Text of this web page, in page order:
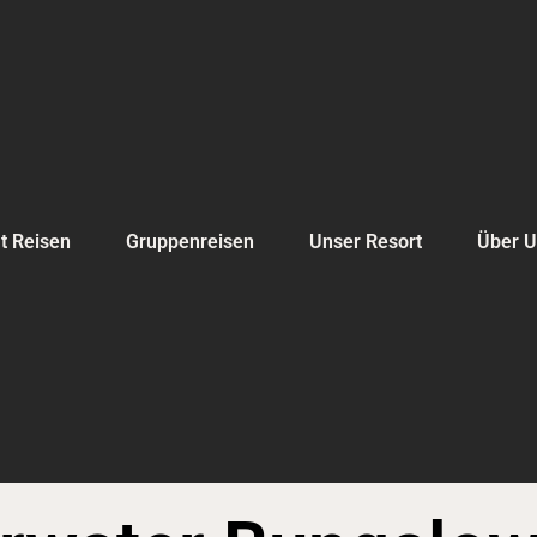
Reisen Gruppenreisen Unser Resort Über